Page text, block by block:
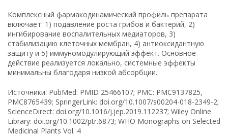
Комплексный фармакодинамический профиль препарата
включает: 1) подавление роста грибов и бактерий, 2)
ингибирование воспалительных медиаторов, 3)
стабилизацию клеточных мембран, 4) антиоксидантную
защиту и 5) иммуномодулирующий эффект. Основное
действие реализуется локально, системные эффекты
минимальны благодаря низкой абсорбции.
Источники: PubMed: PMID 25466107; PMC: PMC9137825,
PMC8765439; SpringerLink: doi.org/10.1007/s00204-018-2349-2;
ScienceDirect: doi.org/10.1016/j.jep.2019.112237; Wiley Online
Library: doi.org/10.1002/ptr.6873; WHO Monographs on Selected
Medicinal Plants Vol. 4